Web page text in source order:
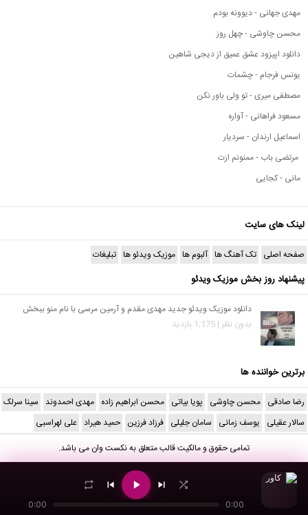
مهدی جهانی - دیوونه بودم
محسن چاوشی - چهل روز
دانلود اپیزود عشق عمیق از دیجی شاهین
یونس فرجام - چشمات
مصطفی میری - تو ولی باور نکن
مسعود فراهانی - آواره
اسماعیل ارندان - سردیار
مرتضی باب - ممنونم ازت
مانی - کجایی
0:00
0:00
لینک های سایت
صفحه اصلی تک آهنگ ها آلبوم ها موزیک ویدئو ها تبلیغات
پیشنهاد روز بخش موزیک ویدئو
دانلود موزیک ویدئو جدید مهدی مقدم و آرمین مرسی با نام منو ببخش
بدون نظر | 1,175 بازدید
برترین خواننده ها
رضا صادقی محسن چاوشی پویا بیاتی محسن ابراهیم زاده مهدی احمدوند سینا سرلک
سالار عقیلی یوسف زمانی سامان جلیلی فرزاد فرزین حمید هیراد علی لهراسبی
تمامی حقوق و مالکیت قالب متعلق بهنکست وانمی باشد.